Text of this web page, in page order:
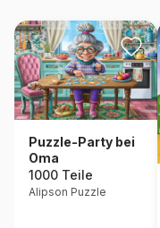
Puzzle-Party bei
Oma
1000 Teile
Alipson Puzzle